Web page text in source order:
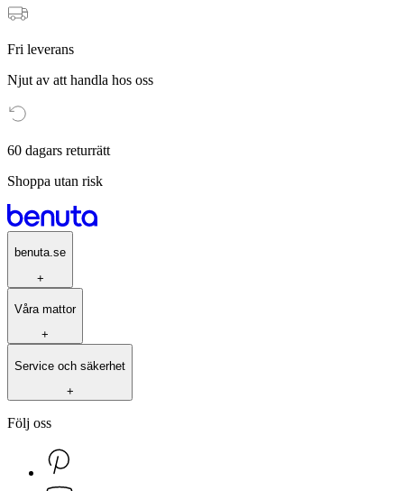
Fri leverans
Njut av att handla hos oss
60 dagars returrätt
Shoppa utan risk
benuta.se
+
Våra mattor
+
Service och säkerhet
+
Följ oss